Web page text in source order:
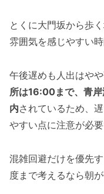
とくに大門坂から歩
雰囲気を感じやすい
午後遅めも人出はや
所は16:00まで、青
内されているため、
やすい点に注意が必要
混雑回避だけを優先
度まで考えるなら朝が